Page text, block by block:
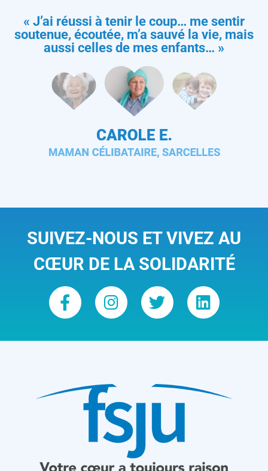
« J’ai réussi à tenir le coup… me sentir
soutenue, écoutée, m’a sauvé la vie, mais
aussi celles de mes enfants… »
SUIVEZ-NOUS ET VIVEZ AU
CŒUR DE LA SOLIDARITÉ